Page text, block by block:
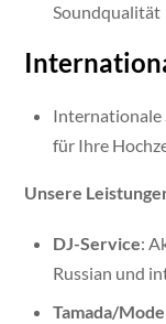
Soundqualität
Internationale
für Ihre
Unsere
DJ-Service:
Russian und
Tamada/